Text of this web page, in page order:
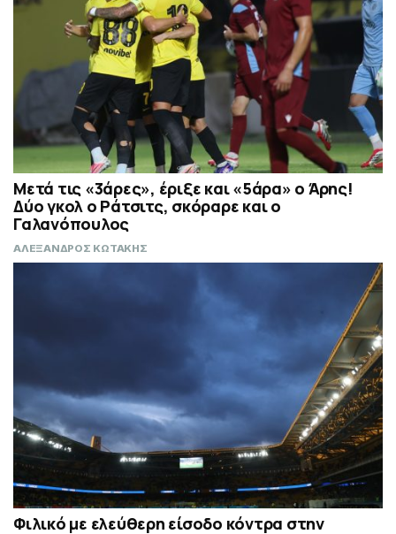
Μετά τις «3άρες», έριξε και «5άρα» ο Άρης!
Δύο γκολ ο Ράτσιτς, σκόραρε και ο
Γαλανόπουλος
ΑΛΕΞΑΝΔΡΟΣ ΚΩΤΑΚΗΣ
Φιλικό με ελεύθερη είσοδο κόντρα στην